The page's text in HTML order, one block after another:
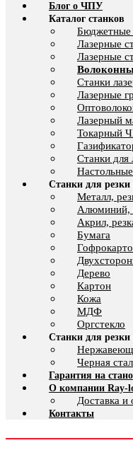
Блог о ЧПУ
Каталог станков
Бюджетные
Лазерные
Лазерные
Станки
Лазерные
Лазерный
Токарный
Cтанки для
Станки для
Металл,
Алюминий,
Акрил,
Бумага
Дерево
Картон
Кожа
МДФ
Оргстекло
Станки для
Черная
Гарантия на
О компании Ray-
Доставка и
Контакты